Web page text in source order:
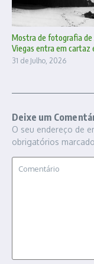
Mostra de fotografia de
Viegas entra em cartaz
31 de Julho, 2026
Deixe um
O seu endereço de
obrigatórios